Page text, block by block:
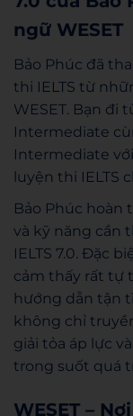
ngữ WESET
Bảo Phúc đã
thi IELTS từ
WESET. Bạn đi
Intermediate
Intermediate
luyện thi IELTS
Bảo Phúc hoàn
và kỹ năng cần
IELTS 7.0. Đặc
cảm thấy rất tự
hướng dẫn tận
không chỉ
giải tỏa áp lực
trong suốt quá
WESET –